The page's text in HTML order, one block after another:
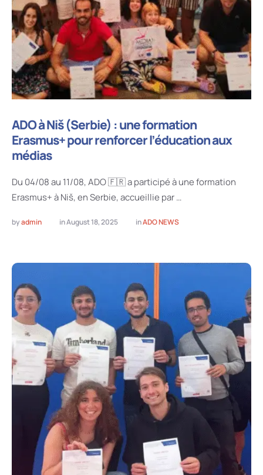
ADO à Niš (Serbie) : une formation
Erasmus+ pour renforcer l’éducation aux
médias
Du 04/08 au 11/08, ADO 🇫🇷 a participé à une formation
Erasmus+ à Niš, en Serbie, accueillie par …
by admin in August 18, 2025 in ADO NEWS